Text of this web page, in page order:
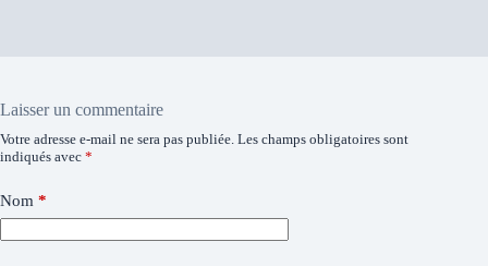
Laisser un commentaire
Votre adresse e-mail ne sera pas publiée. Les champs obligatoires sont
indiqués avec *
Nom *